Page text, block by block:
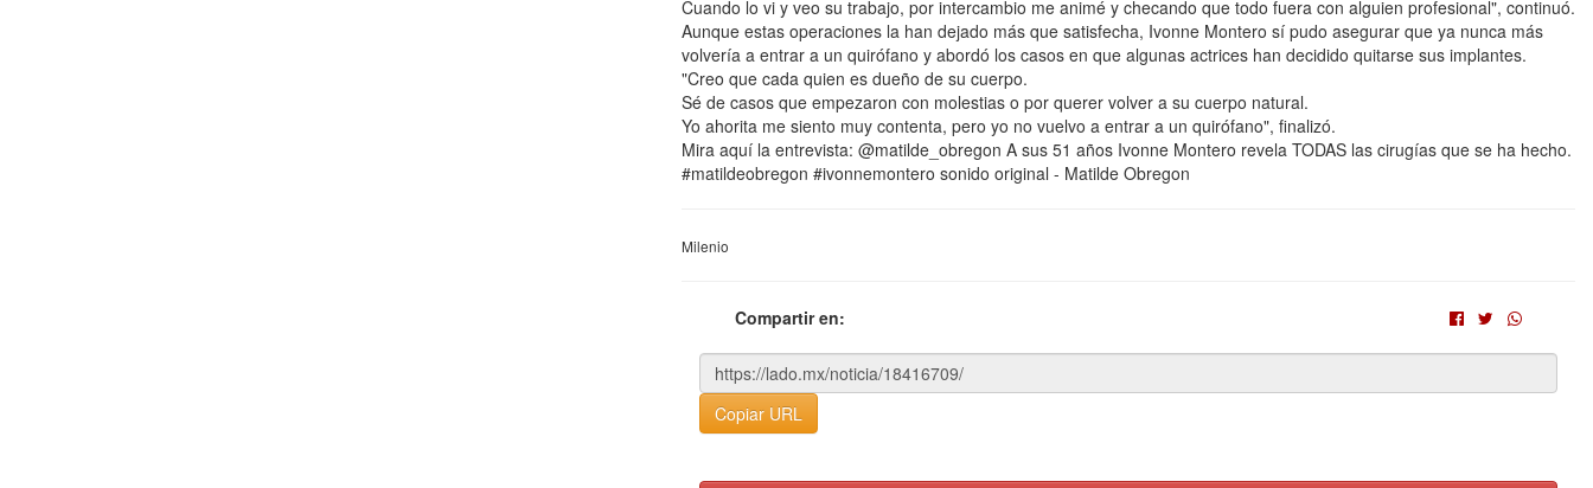
Cuando lo vi y veo su trabajo, por intercambio me animé y checando que todo fuera con alguien profesional", continuó.
Aunque estas operaciones la han dejado más que satisfecha, Ivonne Montero sí pudo asegurar que ya nunca más
volvería a entrar a un quirófano y abordó los casos en que algunas actrices han decidido quitarse sus implantes.
"Creo que cada quien es dueño de su cuerpo.
Sé de casos que empezaron con molestias o por querer volver a su cuerpo natural.
Yo ahorita me siento muy contenta, pero yo no vuelvo a entrar a un quirófano", finalizó.
Mira aquí la entrevista: @matilde_obregon A sus 51 años Ivonne Montero revela TODAS las cirugías que se ha hecho.
#matildeobregon #ivonnemontero sonido original - Matilde Obregon
Milenio
Compartir en:
Copiar URL